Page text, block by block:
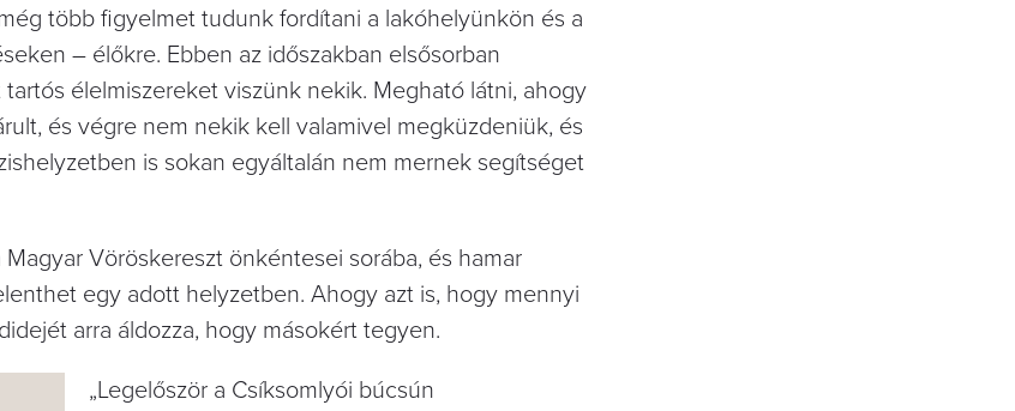
több figyelmet tudunk fordítani a lakóhelyünkön és a
– élőkre. Ebben az időszakban elsősorban
élelmiszereket viszünk nekik. Megható látni, ahogy
és végre nem nekik kell valamivel megküzdeniük, és
is sokan egyáltalán nem mernek segítséget
Vöröskereszt önkéntesei sorába, és hamar
egy adott helyzetben. Ahogy azt is, hogy mennyi
arra áldozza, hogy másokért tegyen.
„Legelőször a Csíksomlyói búcsún